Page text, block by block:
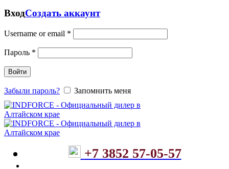
ВходСоздать аккаунт
Username or email *
Пароль *
Войти
Забыли пароль? Запомнить меня
+7 3852 57-05-57